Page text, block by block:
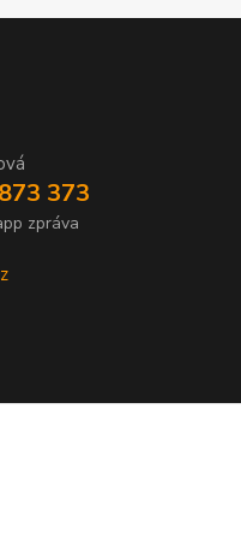
373
zpráva